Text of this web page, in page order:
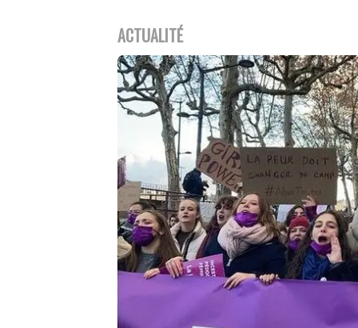
ACTUALITÉ